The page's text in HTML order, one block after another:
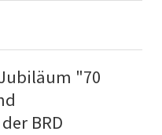
"70
BRD